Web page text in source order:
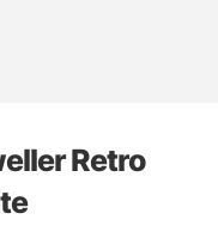
Retro